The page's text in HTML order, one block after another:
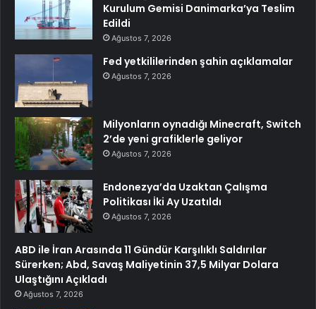
Kurulum Gemisi Danimarka’ya Teslim
Edildi
Ağustos 7, 2026
Fed yetkililerinden şahin açıklamalar
Ağustos 7, 2026
Milyonların oynadığı Minecraft, Switch
2’de yeni grafiklerle geliyor
Ağustos 7, 2026
Endonezya’da Uzaktan Çalışma
Politikası İki Ay Uzatıldı
Ağustos 7, 2026
ABD ile İran Arasında 11 Gündür Karşılıklı Saldırılar
Sürerken; Abd, Savaş Maliyetinin 37,5 Milyar Dolara
Ulaştığını Açıkladı
Ağustos 7, 2026